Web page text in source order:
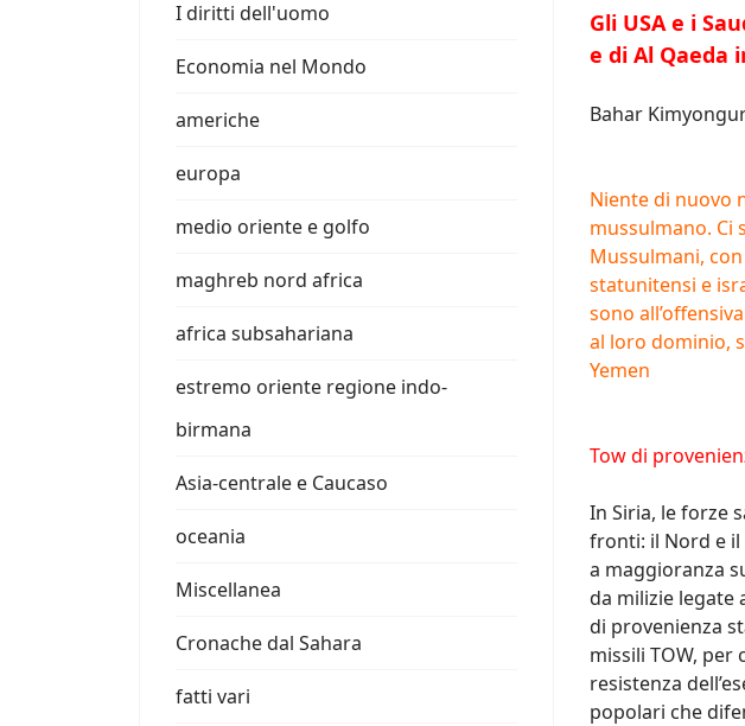
I diritti dell'uomo
Economia nel Mondo
americhe
europa
medio oriente e golfo
maghreb nord africa
africa subsahariana
estremo oriente regione indo-
birmana
Asia-centrale e Caucaso
oceania
Miscellanea
Cronache dal Sahara
fatti vari
Gli USA e i
e di Al Qaeda
Bahar
Niente di nuovo
mussulmano. Ci
Mussulmani,
statunitensi e
sono
al loro dominio,
Yemen
Tow di
In Siria, le forze
fronti: il Nord e il
a maggioranza
da milizie legate
di provenienza
missili TOW, per
resistenza
popolari che